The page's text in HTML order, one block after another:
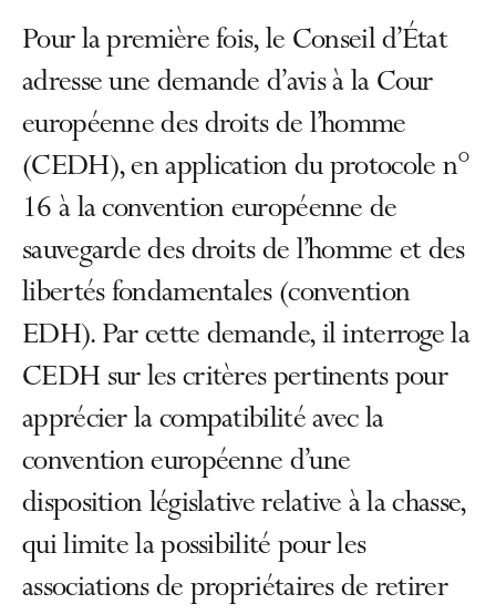
Pour la première fois, le Conseil d’État
adresse une demande d’avis à la Cour
européenne des droits de l’homme
(CEDH), en application du protocole n°
16 à la convention européenne de
sauvegarde des droits de l’homme et des
libertés fondamentales (convention
EDH). Par cette demande, il interroge la
CEDH sur les critères pertinents pour
apprécier la compatibilité avec la
convention européenne d’une
disposition législative relative à la chasse,
qui limite la possibilité pour les
associations de propriétaires de retirer